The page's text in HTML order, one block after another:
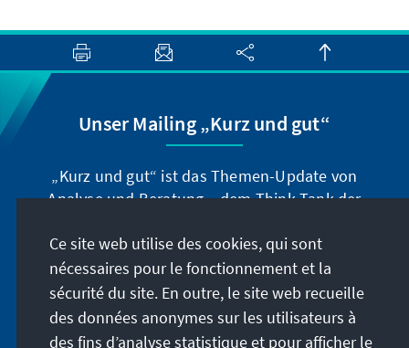
Unser Mailing „Kurz und gut“
„Kurz und gut“ ist das Themen-Update von
Analyse und Beratung – dem Think-Tank der
Fischer-Bollin informiert Sie in unregelmäßigen
Abständen in aller Kürze über Themen, die wir
für unsere nahe Zukunft für wichtig halten.
Jetzt abonnieren
Ce site web utilise des cookies, qui sont
nécessaires pour le fonctionnement et la
sécurité du site. En outre, le site web recueille
des données anonymes sur les utilisateurs à
des fins d’analyse statistique et pour afficher le